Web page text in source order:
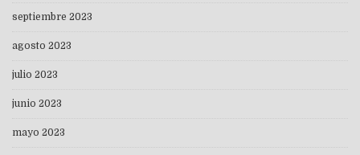
septiembre 2023
agosto 2023
julio 2023
junio 2023
mayo 2023